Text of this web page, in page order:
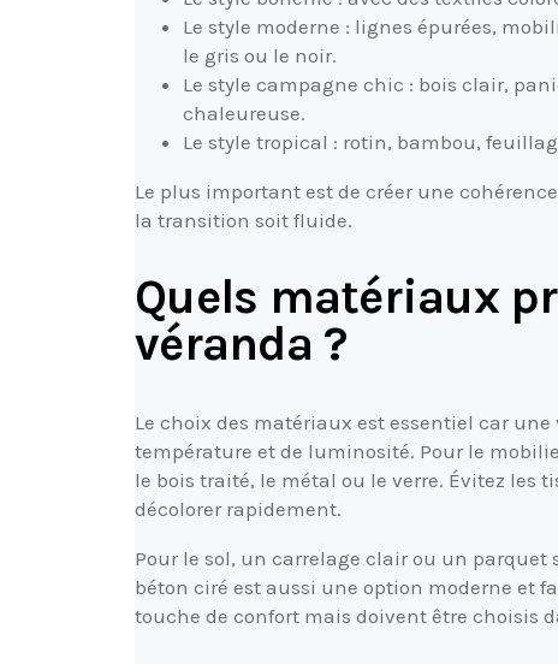
Le style moderne : lignes épurées,
le gris ou le noir.
Le style campagne chic : bois clair,
chaleureuse.
Le style tropical : rotin, bambou,
Le plus important est de créer une
la transition soit fluide.
Quels matériaux
véranda ?
Le choix des matériaux est essentiel car
température et de luminosité. Pour le
le bois traité, le métal ou le verre. Évitez les
décolorer rapidement.
Pour le sol, un carrelage clair ou un
béton ciré est aussi une option moderne et
touche de confort mais doivent être choisis